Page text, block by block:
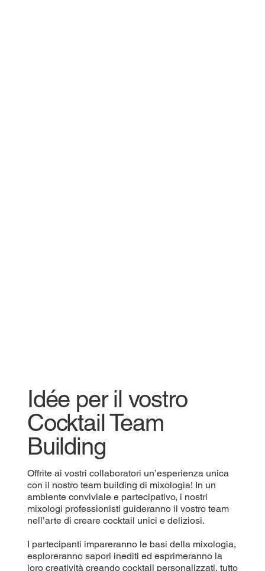
Idée per il vostro
Cocktail Team
Building
Offrite ai vostri collaboratori un’esperienza unica
con il nostro team building di mixologia! In un
ambiente conviviale e partecipativo, i nostri
mixologi professionisti guideranno il vostro team
nell’arte di creare cocktail unici e deliziosi.
I partecipanti impareranno le basi della mixologia,
esploreranno sapori inediti ed esprimeranno la
loro creatività creando cocktail personalizzati, tutto